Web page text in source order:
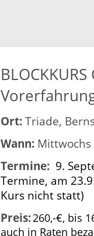
Ort: Triade,
Wann: Mittwochs
Termine: 9.
Termine, am
Kurs nicht statt)
Preis:260,-€, bis
auch in Raten